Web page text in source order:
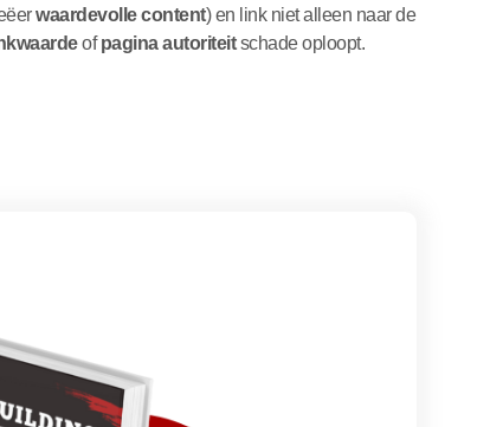
waardevolle content) en link niet alleen naar de
ofpagina autoriteitschade oploopt.